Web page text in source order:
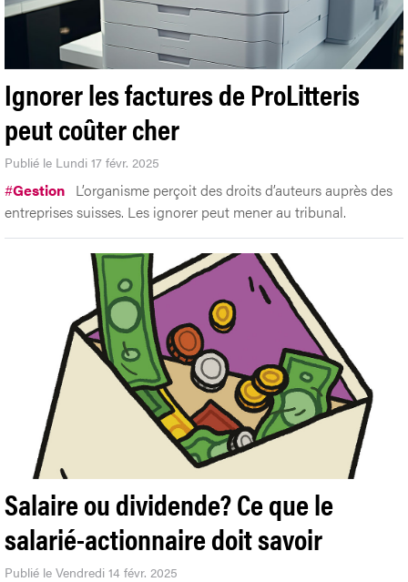
Ignorer les factures de ProLitteris
peut coûter cher
Publié le Lundi 17 févr. 2025
#Gestion L’organisme perçoit des droits d’auteurs auprès des
entreprises suisses. Les ignorer peut mener au tribunal.
Salaire ou dividende? Ce que le
salarié-actionnaire doit savoir
Publié le Vendredi 14 févr. 2025